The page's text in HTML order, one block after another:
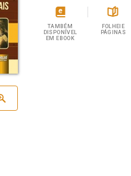
TAMBÉM
DISPONÍVEL
EM EBOOK
FOLHEIE
PÁGINAS